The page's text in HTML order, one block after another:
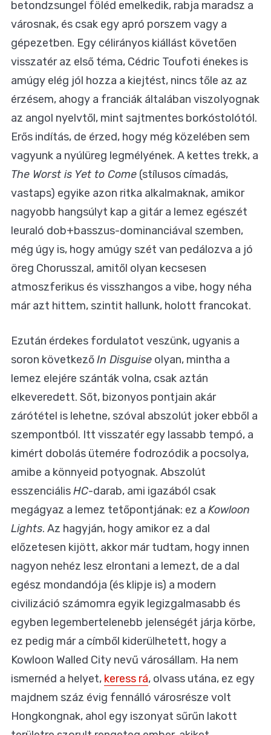
betondzsungel föléd emelkedik, rabja maradsz a
városnak, és csak egy apró porszem vagy a
gépezetben. Egy célirányos kiállást követően
visszatér az első téma, Cédric Toufoti énekes is
amúgy elég jól hozza a kiejtést, nincs tőle az az
érzésem, ahogy a franciák általában viszolyognak
az angol nyelvtől, mint sajtmentes borkóstolótól.
Erős indítás, de érzed, hogy még közelében sem
vagyunk a nyúlüreg legmélyének. A kettes trekk, a
The Worst is Yet to Come (stílusos címadás,
vastaps) egyike azon ritka alkalmaknak, amikor
nagyobb hangsúlyt kap a gitár a lemez egészét
leuraló dob+basszus-dominanciával szemben,
még úgy is, hogy amúgy szét van pedálozva a jó
öreg Chorusszal, amitől olyan kecsesen
atmoszferikus és visszhangos a vibe, hogy néha
már azt hittem, szintit hallunk, holott francokat.
Ezután érdekes fordulatot veszünk, ugyanis a
soron következőIn Disguise olyan, mintha a
lemez elejére szánták volna, csak aztán
elkeveredett. Sőt, bizonyos pontjain akár
zárótétel is lehetne, szóval abszolút joker ebből a
szempontból. Itt visszatér egy lassabb tempó, a
kimért dobolás ütemére fodrozódik a pocsolya,
amibe a könnyeid potyognak. Abszolút
esszenciálisHC-darab, ami igazából csak
megágyaz a lemez tetőpontjának: ez a Kowloon
Lights. Az hagyján, hogy amikor ez a dal
előzetesen kijött, akkor már tudtam, hogy innen
nagyon nehéz lesz elrontani a lemezt, de a dal
egész mondandója (és klipje is) a modern
civilizáció számomra egyik legizgalmasabb és
egyben legembertelenebb jelenségét járja körbe,
ez pedig már a címből kiderülhetett, hogy a
Kowloon Walled City nevű városállam. Ha nem
ismernéd a helyet, keress rá, olvass utána, ez egy
majdnem száz évig fennálló városrésze volt
Hongkongnak, ahol egy iszonyat sűrűn lakott